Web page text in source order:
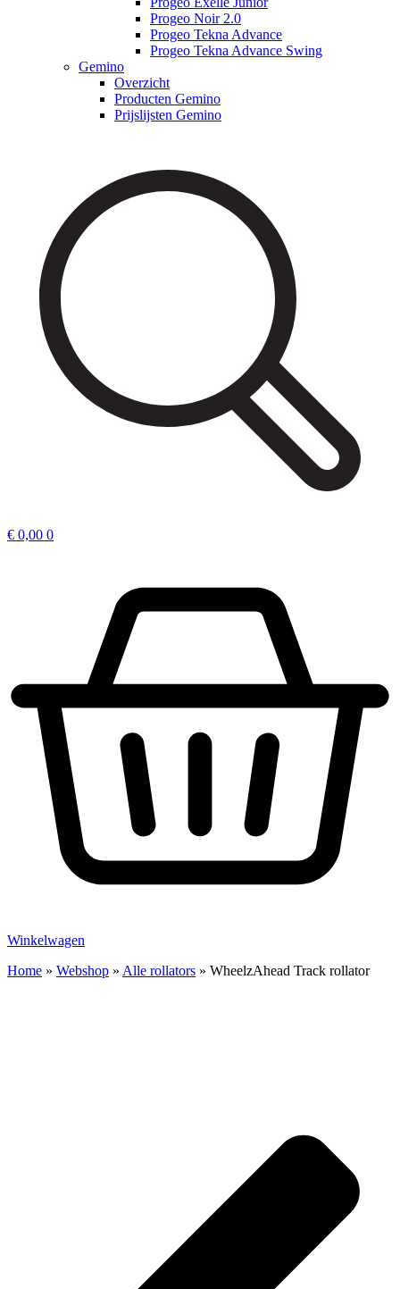
Progeo Noir 2.0
Progeo Tekna Advance
Progeo Tekna Advance Swing
Gemino
Overzicht
Producten Gemino
Prijslijsten Gemino
€ 0,00 0
Winkelwagen
Home » Webshop » Alle rollators » WheelzAhead Track rollator